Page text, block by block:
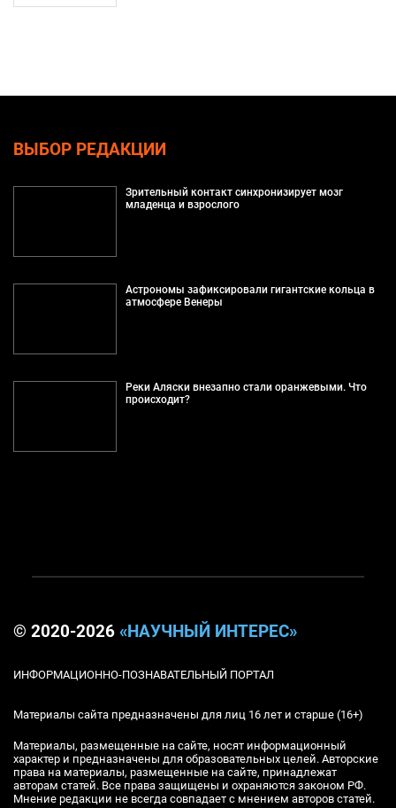
ВЫБОР РЕДАКЦИИ
Зрительный контакт синхронизирует мозг
младенца и взрослого
Астрономы зафиксировали гигантские кольца в
атмосфере Венеры
Реки Аляски внезапно стали оранжевыми. Что
происходит?
© 2020-2026 «НАУЧНЫЙ ИНТЕРЕС»
ИНФОРМАЦИОННО-ПОЗНАВАТЕЛЬНЫЙ ПОРТАЛ
Материалы сайта предназначены для лиц 16 лет и старше (16+)
Материалы, размещенные на сайте, носят информационный
характер и предназначены для образовательных целей. Авторские
права на материалы, размещенные на сайте, принадлежат
авторам статей. Все права защищены и охраняются законом РФ.
Мнение редакции не всегда совпадает с мнением авторов статей.